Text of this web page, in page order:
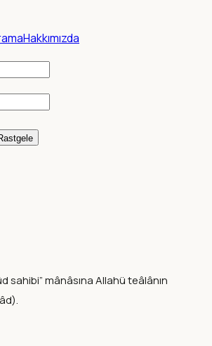
Hakkımızda
sahibi” mânâsına Allahü teâlânın